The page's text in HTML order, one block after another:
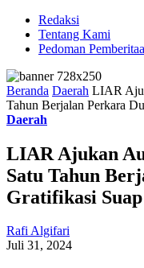
Redaksi
Tentang Kami
Pedoman
Beranda Daerah LIAR
Tahun Berjalan Perkara
Daerah
LIAR Ajukan
Satu Tahun
Gratifikasi
Rafi Algifari
Juli 31, 2024